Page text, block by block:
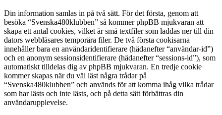
Din information samlas in på två sätt. För det första, genom att
besöka “Svenska480klubben” så kommer phpBB mjukvaran att
skapa ett antal cookies, vilket är små textfiler som laddas ner till din
dators webbläsares temporära filer. De två första cookisarna
innehåller bara en användaridentifierare (hädanefter “användar-id”)
och en anonym sessionsidentifierare (hädanefter “sessions-id”), som
automatiskt tilldelas dig av phpBB mjukvaran. En tredje cookie
kommer skapas när du väl läst några trådar på
“Svenska480klubben” och används för att komma ihåg vilka trådar
som har lästs och inte lästs, och på detta sätt förbättras din
användarupplevelse.